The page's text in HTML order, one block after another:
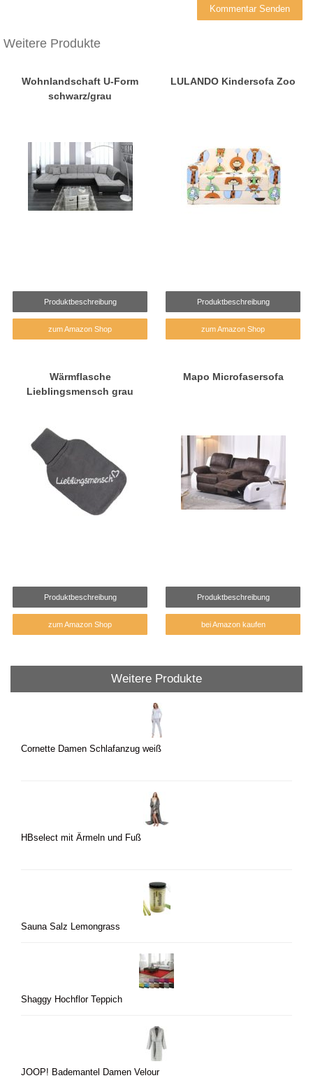
Weitere Produkte
Wohnlandschaft U-Form
schwarz/grau
Produktbeschreibung
zum Amazon Shop
LULANDO Kindersofa Zoo
Produktbeschreibung
zum Amazon Shop
Wärmflasche
Lieblingsmensch grau
Produktbeschreibung
zum Amazon Shop
Mapo Microfasersofa
Produktbeschreibung
bei Amazon kaufen
Weitere Produkte
Cornette Damen Schlafanzug weiß
HBselect mit Ärmeln und Fuß
Sauna Salz Lemongrass
Shaggy Hochflor Teppich
JOOP! Bademantel Damen Velour